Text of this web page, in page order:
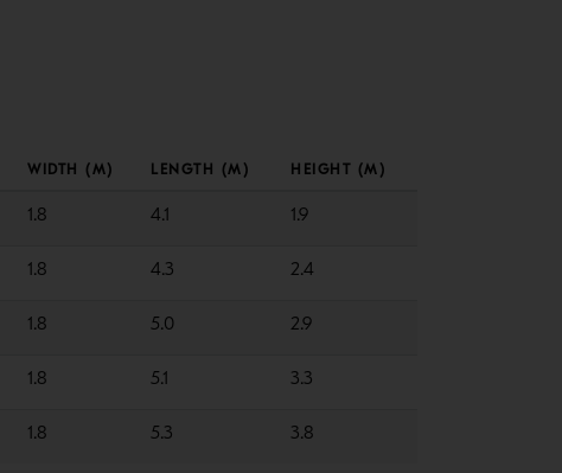
WIDTH (M) LENGTH (M) HEIGHT (M)
1.8 4.1 1.9
1.8 4.3 2.4
1.8 5.0 2.9
1.8 5.1 3.3
1.8 5.3 3.8